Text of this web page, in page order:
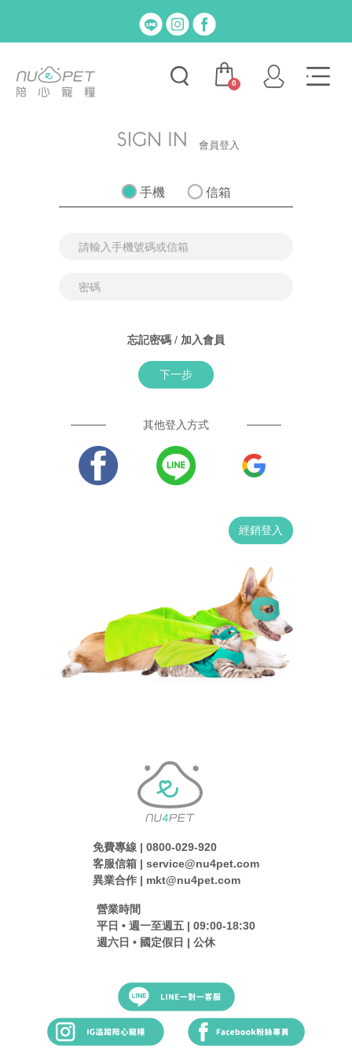
0
會員登入
手機 信箱
忘記密碼 / 加入會員
下一步
其他登入方式
經銷登入
免費專線 | 0800-029-920
客服信箱 | service@nu4pet.com
異業合作 | mkt@nu4pet.com
營業時間
平日 • 週一至週五 | 09:00-18:30
週六日 • 國定假日 | 公休